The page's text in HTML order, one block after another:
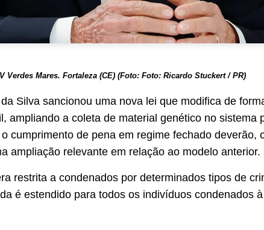
Verdes Mares. Fortaleza (CE) (Foto: Foto: Ricardo Stuckert / PR)
Silva sancionou uma nova lei que modifica de
ampliando a coleta de material genético no sistema
cumprimento de pena em regime fechado deverão,
ampliação relevante em relação ao modelo anterior.
restrita a condenados por determinados tipos de
é estendido para todos os indivíduos condenados